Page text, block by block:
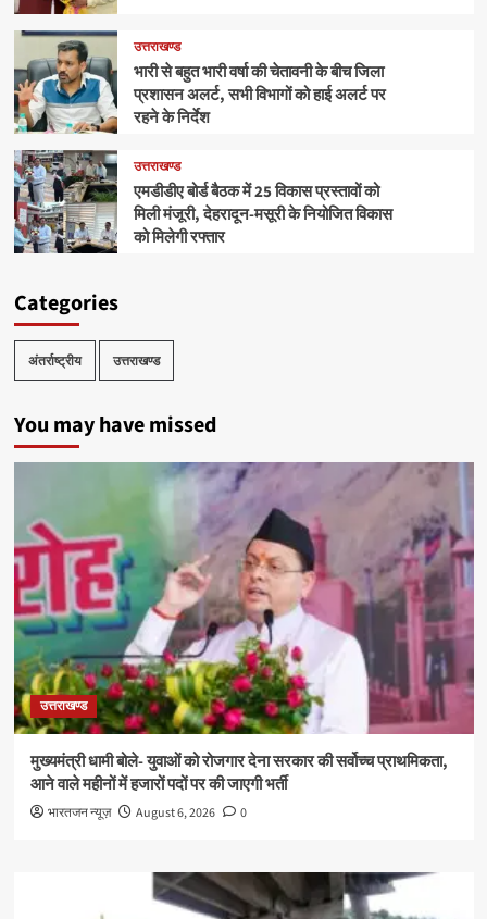
उत्तराखण्ड
भारी से बहुत भारी वर्षा की चेतावनी के बीच जिला
प्रशासन अलर्ट, सभी विभागों को हाई अलर्ट पर
रहने के निर्देश
उत्तराखण्ड
एमडीडीए बोर्ड बैठक में 25 विकास प्रस्तावों को
मिली मंजूरी, देहरादून-मसूरी के नियोजित विकास
को मिलेगी रफ्तार
Categories
अंतर्राष्ट्रीय उत्तराखण्ड
You may have missed
उत्तराखण्ड
मुख्यमंत्री धामी बोले- युवाओं को रोजगार देना सरकार की सर्वोच्च प्राथमिकता,
आने वाले महीनों में हजारों पदों पर की जाएगी भर्ती
भारतजन न्यूज़ August 6, 2026 0